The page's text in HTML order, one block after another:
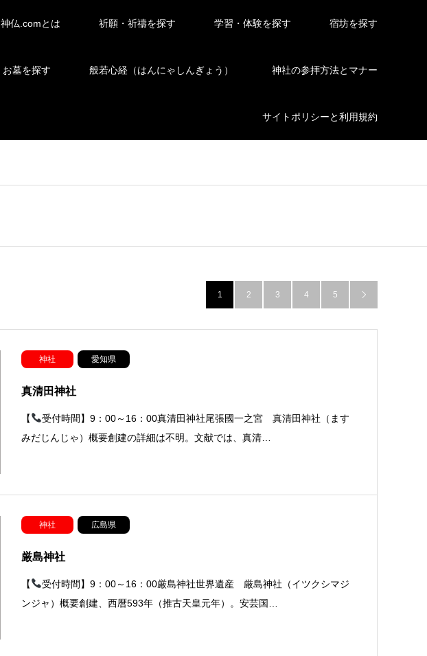
神仏.comとは 祈願・祈禱を探す 学習・体験を探す 宿坊を探す
お墓を探す 般若心経（はんにゃしんぎょう） 神社の参拝方法とマナー
サイトポリシーと利用規約
1 2 3 4 5 
神社 愛知県
真清田神社
【
受付時間】9：00～16：00真清田神社尾張國一之宮 真清田神社（ます
みだじんじゃ）概要創建の詳細は不明。文献では、真清…
神社 広島県
厳島神社
【
受付時間】9：00～16：00厳島神社世界遺産 厳島神社（イツクシマジ
ンジャ）概要創建、西暦593年（推古天皇元年）。安芸国…